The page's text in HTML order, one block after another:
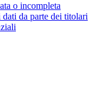
o incompleta
da parte dei titolari